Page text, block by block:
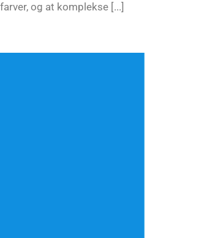
og at komplekse [...]